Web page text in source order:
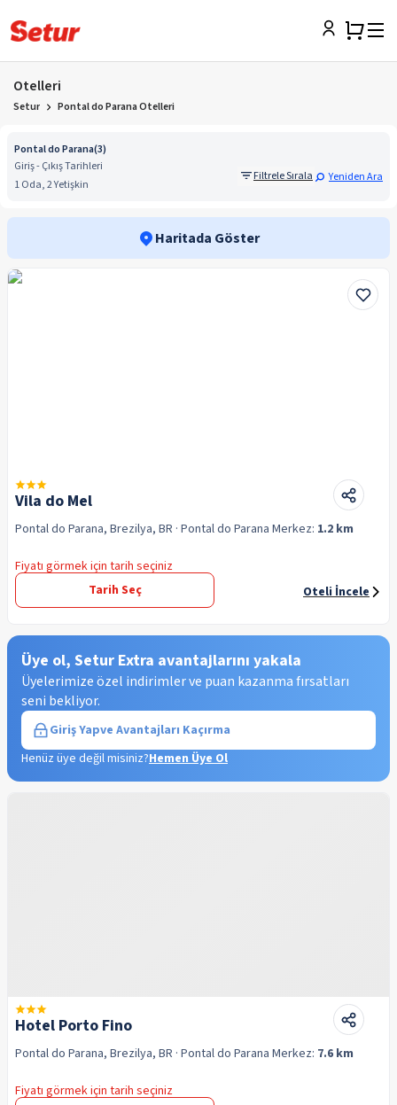
Otelleri
Setur Pontal do Parana Otelleri
Pontal do Parana(3)
Giriş - Çıkış Tarihleri
1 Oda, 2 Yetişkin
Filtrele Sırala Yeniden Ara
Haritada Göster
Vila do Mel
Pontal do Parana, Brezilya, BR · Pontal do Parana Merkez: 1.2 km
Fiyatı görmek için tarih seçiniz
Tarih Seç
Oteli İncele
Üye ol, Setur Extra avantajlarını yakala
Üyelerimize özel indirimler ve puan kazanma fırsatları
seni bekliyor.
Giriş Yapve Avantajları Kaçırma
Henüz üye değil misiniz?Hemen Üye Ol
Hotel Porto Fino
Pontal do Parana, Brezilya, BR · Pontal do Parana Merkez: 7.6 km
Fiyatı görmek için tarih seçiniz